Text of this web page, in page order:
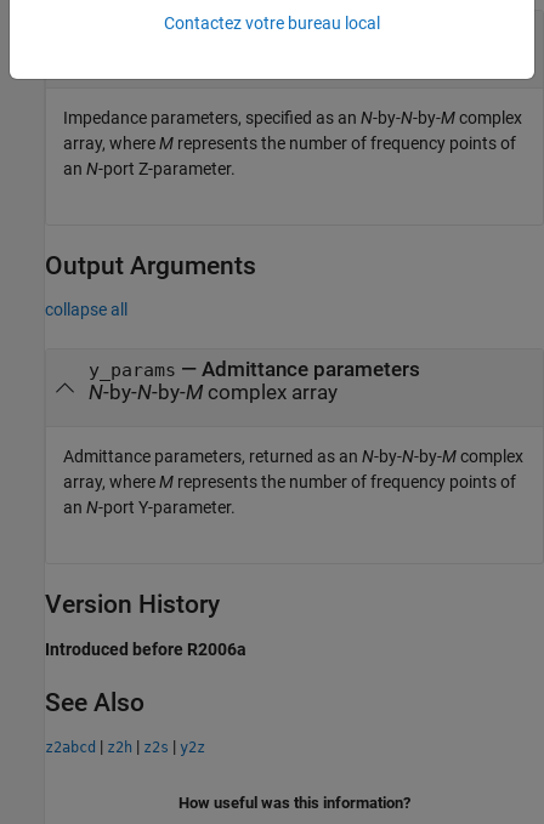
z_params—Impedance parameters
Impedance parameters, specified as an N-by-N-by-Mcomplex
array, whereM represents the number of frequency points of
an N-port Z-parameter.
Output Arguments
collapse all
y_params — Admittance parameters
N-by-N-by-M complex array
Admittance parameters, returned as an N-by-N-by-Mcomplex
array, whereM represents the number of frequency points of
an N-port Y-parameter.
Version History
Introduced before R2006a
See Also
z2abcd | z2h | z2s | y2z
How useful was this information?
Contactez votre bureau local